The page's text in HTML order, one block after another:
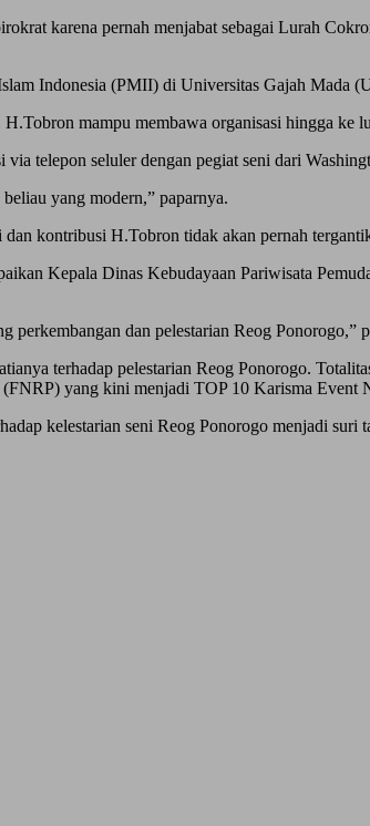
karena pernah menjabat sebagai Lurah
Indonesia (PMII) di Universitas Gajah Mada
mampu membawa organisasi hingga ke
telepon seluler dengan pegiat seni dari
yang modern,” paparnya.
kontribusi H.Tobron tidak akan pernah
Kepala Dinas Kebudayaan Pariwisata
perkembangan dan pelestarian Reog Ponorogo,”
terhadap pelestarian Reog Ponorogo.
yang kini menjadi TOP 10 Karisma Event
kelestarian seni Reog Ponorogo menjadi suri